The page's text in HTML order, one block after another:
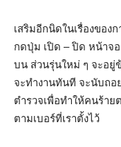
เสริมอีกนิดในเรื่องของ
กดปุ่ม เปิด – ปิด หน้าจอ
บน ส่วนรุ่นใหม่ ๆ จะอยู่
จะทำงานทันที จะนับถอ
ตำรวจเพื่อทำให้คนร้า
ตามเบอร์ที่เราตั้งไว้